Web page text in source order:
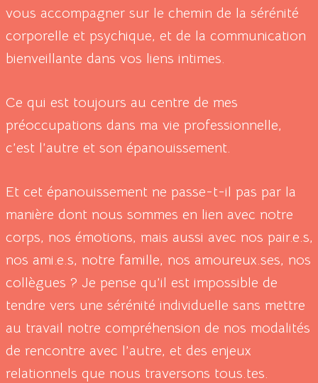
vous accompagner sur le chemin de la sérénité
corporelle et psychique, et de la communication
bienveillante dans vos liens intimes.
Ce qui est toujours au centre de mes
préoccupations dans ma vie professionnelle,
c’est l’autre et son épanouissement.
Et cet épanouissement ne passe-t-il pas par la
manière dont nous sommes en lien avec notre
corps, nos émotions, mais aussi avec nos pair.e.s,
nos ami.e.s, notre famille, nos amoureux.ses, nos
collègues ? Je pense qu’il est impossible de
tendre vers une sérénité individuelle sans mettre
au travail notre compréhension de nos modalités
de rencontre avec l’autre, et des enjeux
relationnels que nous traversons tous.tes.